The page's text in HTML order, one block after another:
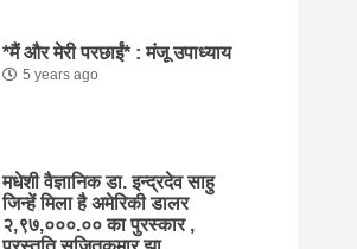
*मैं और मेरी परछाईं* : मंजू उपाध्याय
5 years ago
मधेशी वैज्ञानिक डा. इन्द्रदेव साहु
जिन्हें मिला है अमेरिकी डालर
२,९७,०००.०० का पुरस्कार ,